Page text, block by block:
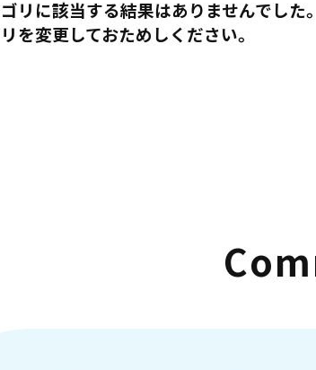
リに該当する結果はありませんでした。
を変更しておためしください。